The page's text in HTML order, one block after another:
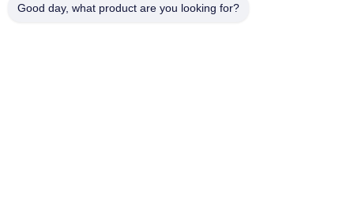
Good day, what product are you looking for?